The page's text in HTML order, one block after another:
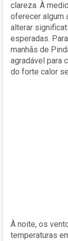
clareza. À
oferecer algum
alterar
esperadas.
manhãs de
agradável para
do forte calor
À noite, os
temperaturas